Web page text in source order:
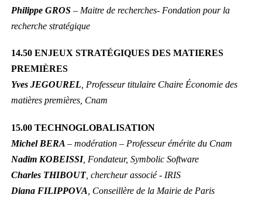
Philippe GROS – Maitre de recherches- Fondation pour la
recherche stratégique
14.50 ENJEUX STRATÉGIQUES DES MATIERES
PREMIÈRES
Yves JEGOUREL , Professeur titulaire Chaire Économie des
matières premières, Cnam
15.00 TECHNOGLOBALISATION
Michel BERA – modération – Professeur émérite du Cnam
Nadim KOBEISSI, Fondateur, Symbolic Software
Charles THIBOUT, chercheur associé - IRIS
Diana FILIPPOVA
, Conseillère de la Mairie de Paris